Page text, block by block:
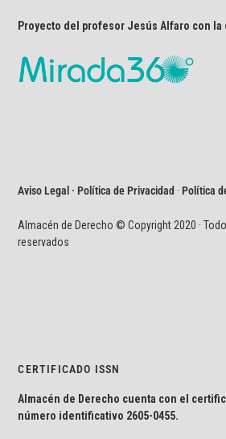
Proyecto del profesor Jesús Alfaro con la
Aviso Legal · Política de Privacidad ·Política
Almacén de Derecho © Copyright 2020 ·
reservados
CERTIFICADO ISSN
Almacén de Derecho cuenta con el
número identificativo 2605-0455.